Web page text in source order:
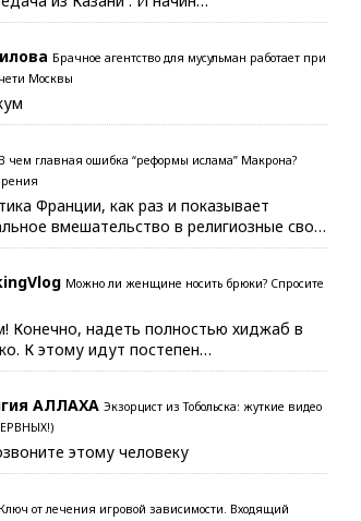
Брачное агентство для мусульман работает при
Москвы
В чем главная ошибка “реформы ислама” Макрона?
Франции, как раз и показывает
вмешательство в религиозные сво…
Можно ли женщине носить брюки? Спросите
Конечно, надеть полностью хиджаб в
К этому идут постепен…
АЛЛАХА Экзорцист из Тобольска: жуткие видео
этому человеку
Ключ от лечения игровой зависимости. Входящий